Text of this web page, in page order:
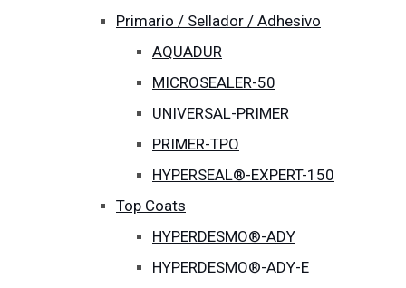
Primario / Sellador / Adhesivo
AQUADUR
MICROSEALER-50
UNIVERSAL-PRIMER
PRIMER-TPO
HYPERSEAL®-EXPERT-150
Top Coats
HYPERDESMO®-ADY
HYPERDESMO®-ADY-E